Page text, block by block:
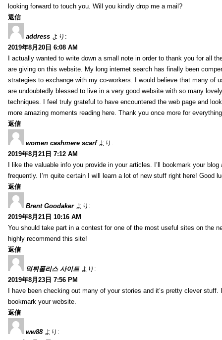
looking forward to touch you. Will you kindly drop me a mail?
返信
address より:
2019年8月20日 6:08 AM
I actually wanted to write down a small note in order to thank you for all
are giving on this website. My long internet search has finally been
strategies to exchange with my co-workers. I would believe that many of
are undoubtedly blessed to live in a very good website with so many
techniques. I feel truly grateful to have encountered the web page and
more amazing moments reading here. Thank you once more for
返信
women cashmere scarf より:
2019年8月21日 7:12 AM
I like the valuable info you provide in your articles. I’ll bookmark your blog
frequently. I’m quite certain I will learn a lot of new stuff right here! Good
返信
Brent Goodaker より:
2019年8月21日 10:16 AM
You should take part in a contest for one of the most useful sites on the
highly recommend this site!
返信
먹튀폴리스 사이트 より:
2019年8月23日 7:56 PM
I have been checking out many of your stories and it’s pretty clever stuff.
bookmark your website.
返信
ww88 より: